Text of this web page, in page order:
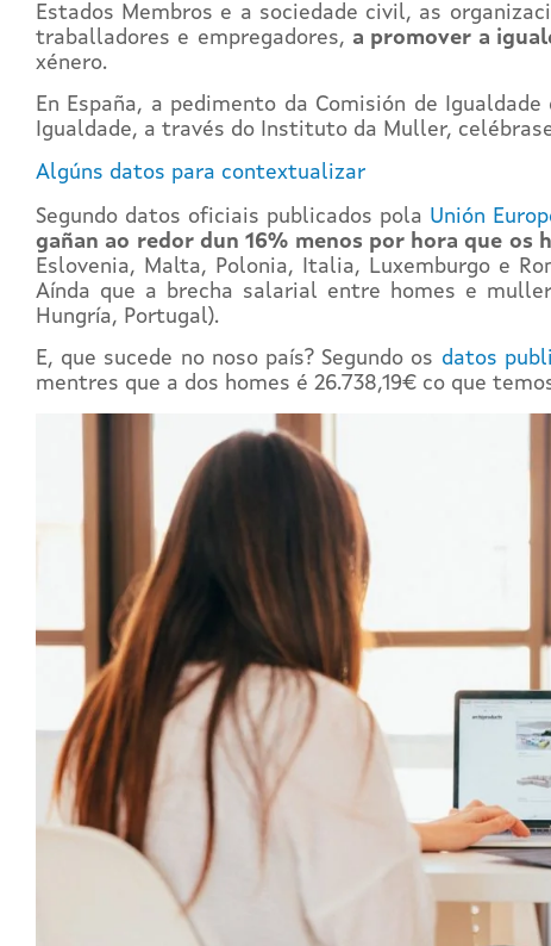
Estados Membros e a sociedade civil, as
traballadores e empregadores, a promover a
xénero.
En España, a pedimento da Comisión de
Igualdade, a través do Instituto da Muller,
Algúns datos para contextualizar
Segundo datos oficiais publicados pola Unión
gañan ao redor dun 16% menos por hora que os
Eslovenia, Malta, Polonia, Italia, Luxemburgo e
Aínda que a brecha salarial entre homes e
Hungría, Portugal).
E, que sucede no noso país? Segundo os datos
mentres que a dos homes é 26.738,19€ co que